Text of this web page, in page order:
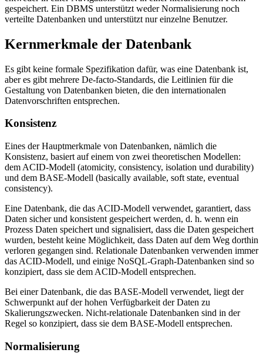
gespeichert. Ein DBMS unterstützt weder Normalisierung noch
verteilte Datenbanken und unterstützt nur einzelne Benutzer.
Kernmerkmale der Datenbank
Es gibt keine formale Spezifikation dafür, was eine Datenbank ist,
aber es gibt mehrere De-facto-Standards, die Leitlinien für die
Gestaltung von Datenbanken bieten, die den internationalen
Datenvorschriften entsprechen.
Konsistenz
Eines der Hauptmerkmale von Datenbanken, nämlich die
Konsistenz, basiert auf einem von zwei theoretischen Modellen:
dem ACID-Modell (atomicity, consistency, isolation und durability)
und dem BASE-Modell (basically available, soft state, eventual
consistency).
Eine Datenbank, die das ACID-Modell verwendet, garantiert, dass
Daten sicher und konsistent gespeichert werden, d. h. wenn ein
Prozess Daten speichert und signalisiert, dass die Daten gespeichert
wurden, besteht keine Möglichkeit, dass Daten auf dem Weg dorthin
verloren gegangen sind. Relationale Datenbanken verwenden immer
das ACID-Modell, und einige NoSQL-Graph-Datenbanken sind so
konzipiert, dass sie dem ACID-Modell entsprechen.
Bei einer Datenbank, die das BASE-Modell verwendet, liegt der
Schwerpunkt auf der hohen Verfügbarkeit der Daten zu
Skalierungszwecken. Nicht-relationale Datenbanken sind in der
Regel so konzipiert, dass sie dem BASE-Modell entsprechen.
Normalisierung